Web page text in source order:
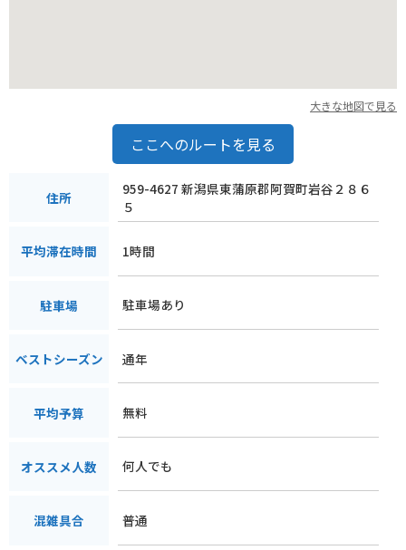
大きな地図で見る
ここへのルートを見る
住所
959-4627 新潟県東蒲原郡阿賀町岩谷２８６
５
平均滞在時間 1時間
駐車場 駐車場あり
ベストシーズン 通年
平均予算 無料
オススメ人数 何人でも
混雑具合 普通